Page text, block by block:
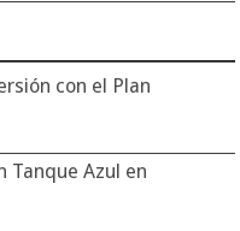
con el Plan
Tanque Azul en